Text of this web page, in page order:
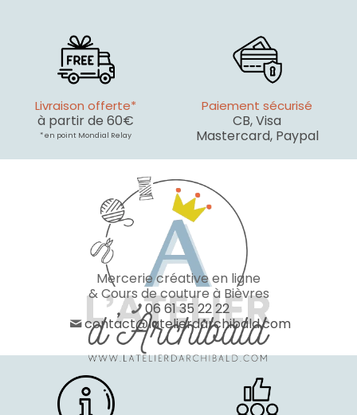
Livraison offerte*
à partir de 60€
* en point Mondial Relay
Paiement sécurisé
CB, Visa
Mastercard, Paypal
Mercerie créative en ligne
& Cours de couture à Bièvres
06 61 35 22 22
contact@latelierdarchibald.com